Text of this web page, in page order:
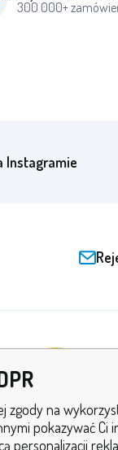
300 000+
Instagramie
zgody na
pokazywać Ci
personalizacji